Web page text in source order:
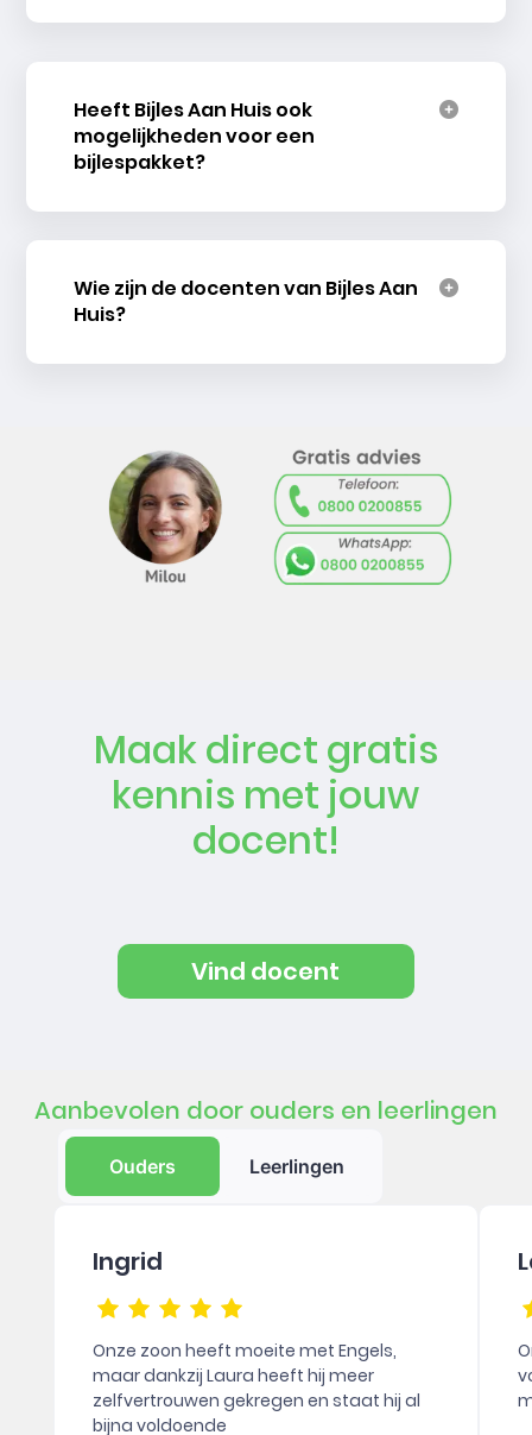
Heeft Bijles Aan Huis ook
mogelijkheden voor een
bijlespakket?
Wie zijn de docenten van Bijles Aan
Huis?
Maak direct gratis
kennis met jouw
docent!
Vind docent
Aanbevolen door ouders en leerlingen
Ouders Leerlingen
Ingrid
Onze zoon heeft moeite met Engels,
maar dankzij Laura heeft hij meer
zelfvertrouwen gekregen en staat hij al
bijna voldoende